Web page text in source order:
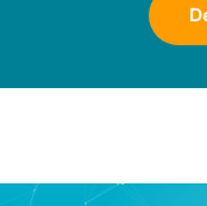
REHABILITACIÓN